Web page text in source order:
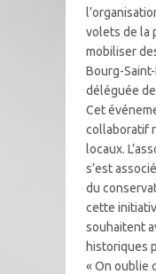
volets de la
mobiliser
Bourg-
déléguée
Cet
collaboratif
locaux.
s’est
du
cette
souhaitent
historiques
« On oublie